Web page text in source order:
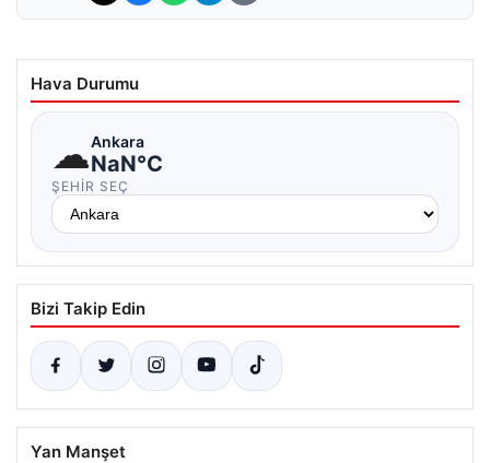
Hava Durumu
☁Ankara
NaN°C
ŞEHIR SEÇ
Bizi Takip Edin
Yan Manşet